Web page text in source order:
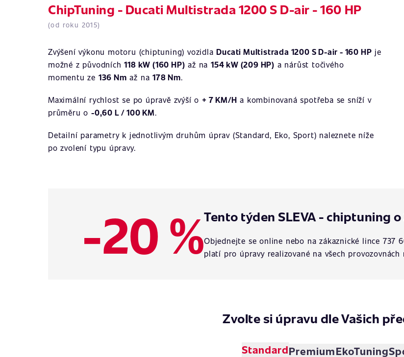
ChipTuning - Ducati Multistrada 1200 S D-air - 160 HP
(od roku 2015)
Zvýšení výkonu motoru (chiptuning) vozidlaDucati Multistrada 1200 S D-air - 160 HP je
možné z původních118 kW (160 HP) až na154 kW (209 HP) a nárůst točivého
momentu ze 136 Nm až na178 Nm.
Maximální rychlost se po úpravě zvýší o + 7 KM/H a kombinovaná spotřeba se sníží v
průměru o-0,60 L / 100 KM.
Detailní parametry k jednotlivým druhům úprav (Standard, Eko, Sport) naleznete níže
po zvolení typu úpravy.
-20 %Tento týden SLEVA - chiptuning o
Objednejte se online nebo na zákaznické lince 737
platí pro úpravy realizované na všech
Zvolte si úpravu dle Vašich
StandardPremiumEkoTuning